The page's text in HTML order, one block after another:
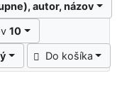
autor, názov
10
Do košíka